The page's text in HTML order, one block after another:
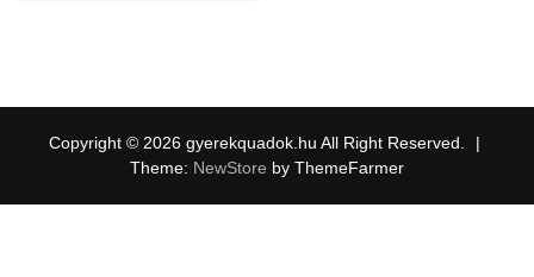
Copyright © 2026 gyerekquadok.hu All Right Reserved.
|
Theme: NewStore by ThemeFarmer